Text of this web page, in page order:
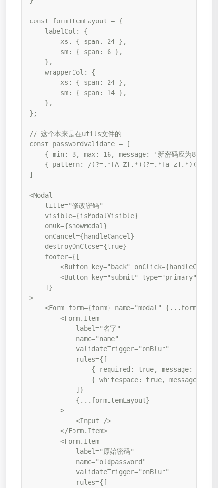
const formItemLayout = {
    labelCol: {
        xs: { span: 24 },
        sm: { span: 6 },
    },
    wrapperCol: {
        xs: { span: 24 },
        sm: { span: 14 },
    },
};
// 这个本来是在utils文件的
const passwordValidate = [
{ min: 8, max: 16, message: '新密码应为8-16位
{ pattern: /(?=.*[A-Z].*)(?=.*[a-
]
<Modal
    title="修改密码"
    visible={isModalVisible}
    onOk={showModal}
    onCancel={handleCancel}
    destroyOnClose={true}
    footer={[
<Button key="back"
<Button key="submit" type="primary"
    ]}
>
<Form form={form} name="modal"
        <Form.Item
            label="名字"
            name="name"
            validateTrigger="onBlur"
            rules={[
{ required: true, message: '请输
{ whitespace: true, message: '开
            ]}
            {...formItemLayout}
        >
            <Input />
        </Form.Item>
        <Form.Item
            label="原始密码"
            name="oldpassword"
            validateTrigger="onBlur"
            rules={[